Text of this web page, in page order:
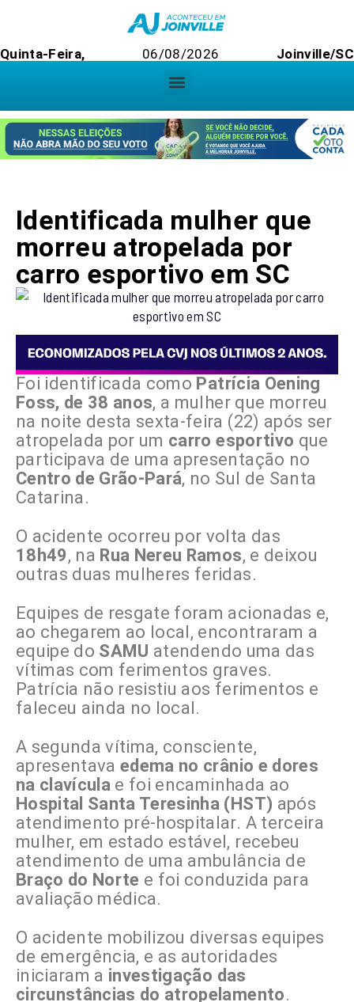
Quinta-Feira, 06/08/2026 Joinville/SC
Identificada mulher que
morreu atropelada por
carro esportivo em SC
Foi identificada como Patrícia Oening
Foss, de 38 anos, a mulher que morreu
na noite desta sexta-feira (22) após ser
atropelada por um carro esportivo que
participava de uma apresentação no
Centro de Grão-Pará, no Sul de Santa
Catarina.
O acidente ocorreu por volta das
18h49, na Rua Nereu Ramos, e deixou
outras duas mulheres feridas.
Equipes de resgate foram acionadas e,
ao chegarem ao local, encontraram a
equipe do SAMU atendendo uma das
vítimas com ferimentos graves.
Patrícia não resistiu aos ferimentos e
faleceu ainda no local.
A segunda vítima, consciente,
apresentavaedema no crânio e dores
na clavícula e foi encaminhada ao
Hospital Santa Teresinha (HST) após
atendimento pré-hospitalar. A terceira
mulher, em estado estável, recebeu
atendimento de uma ambulância de
Braço do Norte e foi conduzida para
avaliação médica.
O acidente mobilizou diversas equipes
de emergência, e as autoridades
iniciaram a investigação das
circunstâncias do atropelamento.